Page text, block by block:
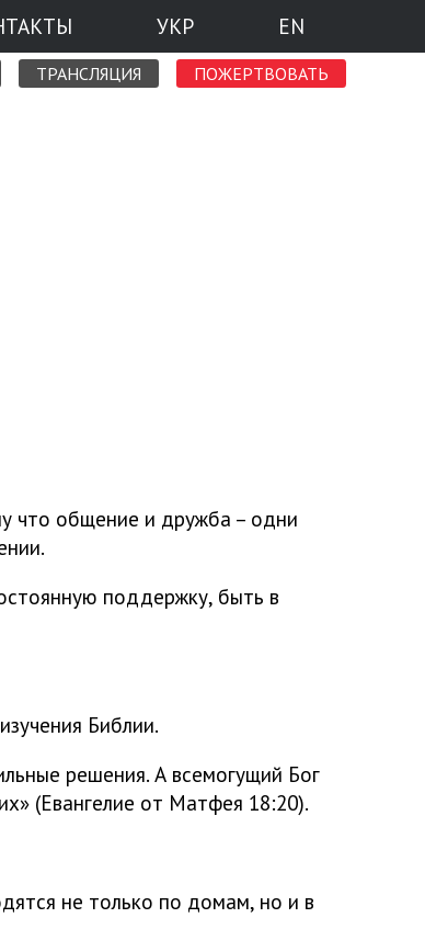
УКР EN
ТРАНСЛЯЦИЯ ПОЖЕРТВОВАТЬ
что общение и дружба – одни
поддержку, быть в
Библии.
решения. А всемогущий Бог
(Евангелие от Матфея 18:20).
не только по домам, но и в